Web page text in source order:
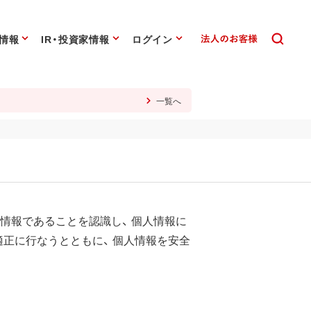
報 IR・投資家情報 ログイン
一覧へ
報であることを認識し、 個人情報に
に行なうとともに、 個人情報を安全